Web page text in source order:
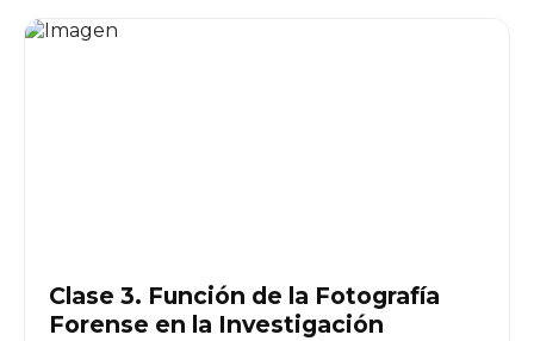
Clase 3. Función de la Fotografía
Forense en la Investigación